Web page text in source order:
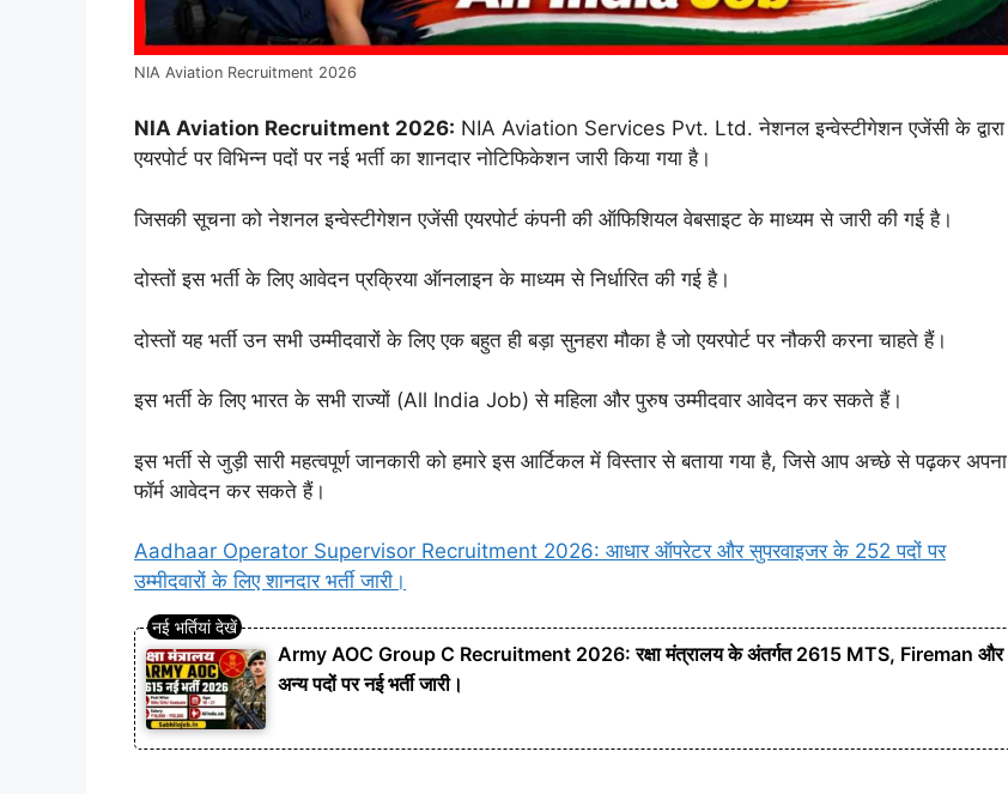
NIA Aviation Recruitment 2026
NIA Aviation Recruitment 2026: NIA Aviation Services Pvt. Ltd. नेशनल इन्वेस्टीगेशन एजेंसी के द्वारा
एयरपोर्ट पर विभिन्न पदों पर नई भर्ती का शानदार नोटिफिकेशन जारी किया गया है।
जिसकी सूचना को नेशनल इन्वेस्टीगेशन एजेंसी एयरपोर्ट कंपनी की ऑफिशियल वेबसाइट के माध्यम से जारी की गई है।
दोस्तों इस भर्ती के लिए आवेदन प्रक्रिया ऑनलाइन के माध्यम से निर्धारित की गई है।
दोस्तों यह भर्ती उन सभी उम्मीदवारों के लिए एक बहुत ही बड़ा सुनहरा मौका है जो एयरपोर्ट पर नौकरी करना चाहते हैं।
इस भर्ती के लिए भारत के सभी राज्यों (All India Job) से महिला और पुरुष उम्मीदवार आवेदन कर सकते हैं।
इस भर्ती से जुड़ी सारी महत्वपूर्ण जानकारी को हमारे इस आर्टिकल में विस्तार से बताया गया है, जिसे आप अच्छे से पढ़कर अपना
फॉर्म आवेदन कर सकते हैं।
Aadhaar Operator Supervisor Recruitment 2026: आधार ऑपरेटर और सुपरवाइजर के 252 पदों पर
उम्मीदवारों के लिए शानदार भर्ती जारी।
Army AOC Group C Recruitment 2026: रक्षा मंत्रालय के अंतर्गत 2615 MTS, Fireman और
अन्य पदों पर नई भर्ती जारी।